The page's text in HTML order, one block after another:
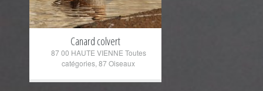
Canard colvert
87 00 HAUTE VIENNE Toutes
catégories 87 Oiseaux